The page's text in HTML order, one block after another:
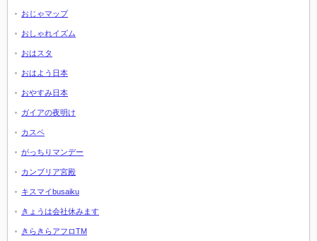
おじゃマップ
おしゃれイズム
おはスタ
おはよう日本
おやすみ日本
ガイアの夜明け
カスペ
がっちりマンデー
カンブリア宮殿
キスマイbusaiku
きょうは会社休みます
きらきらアフロTM